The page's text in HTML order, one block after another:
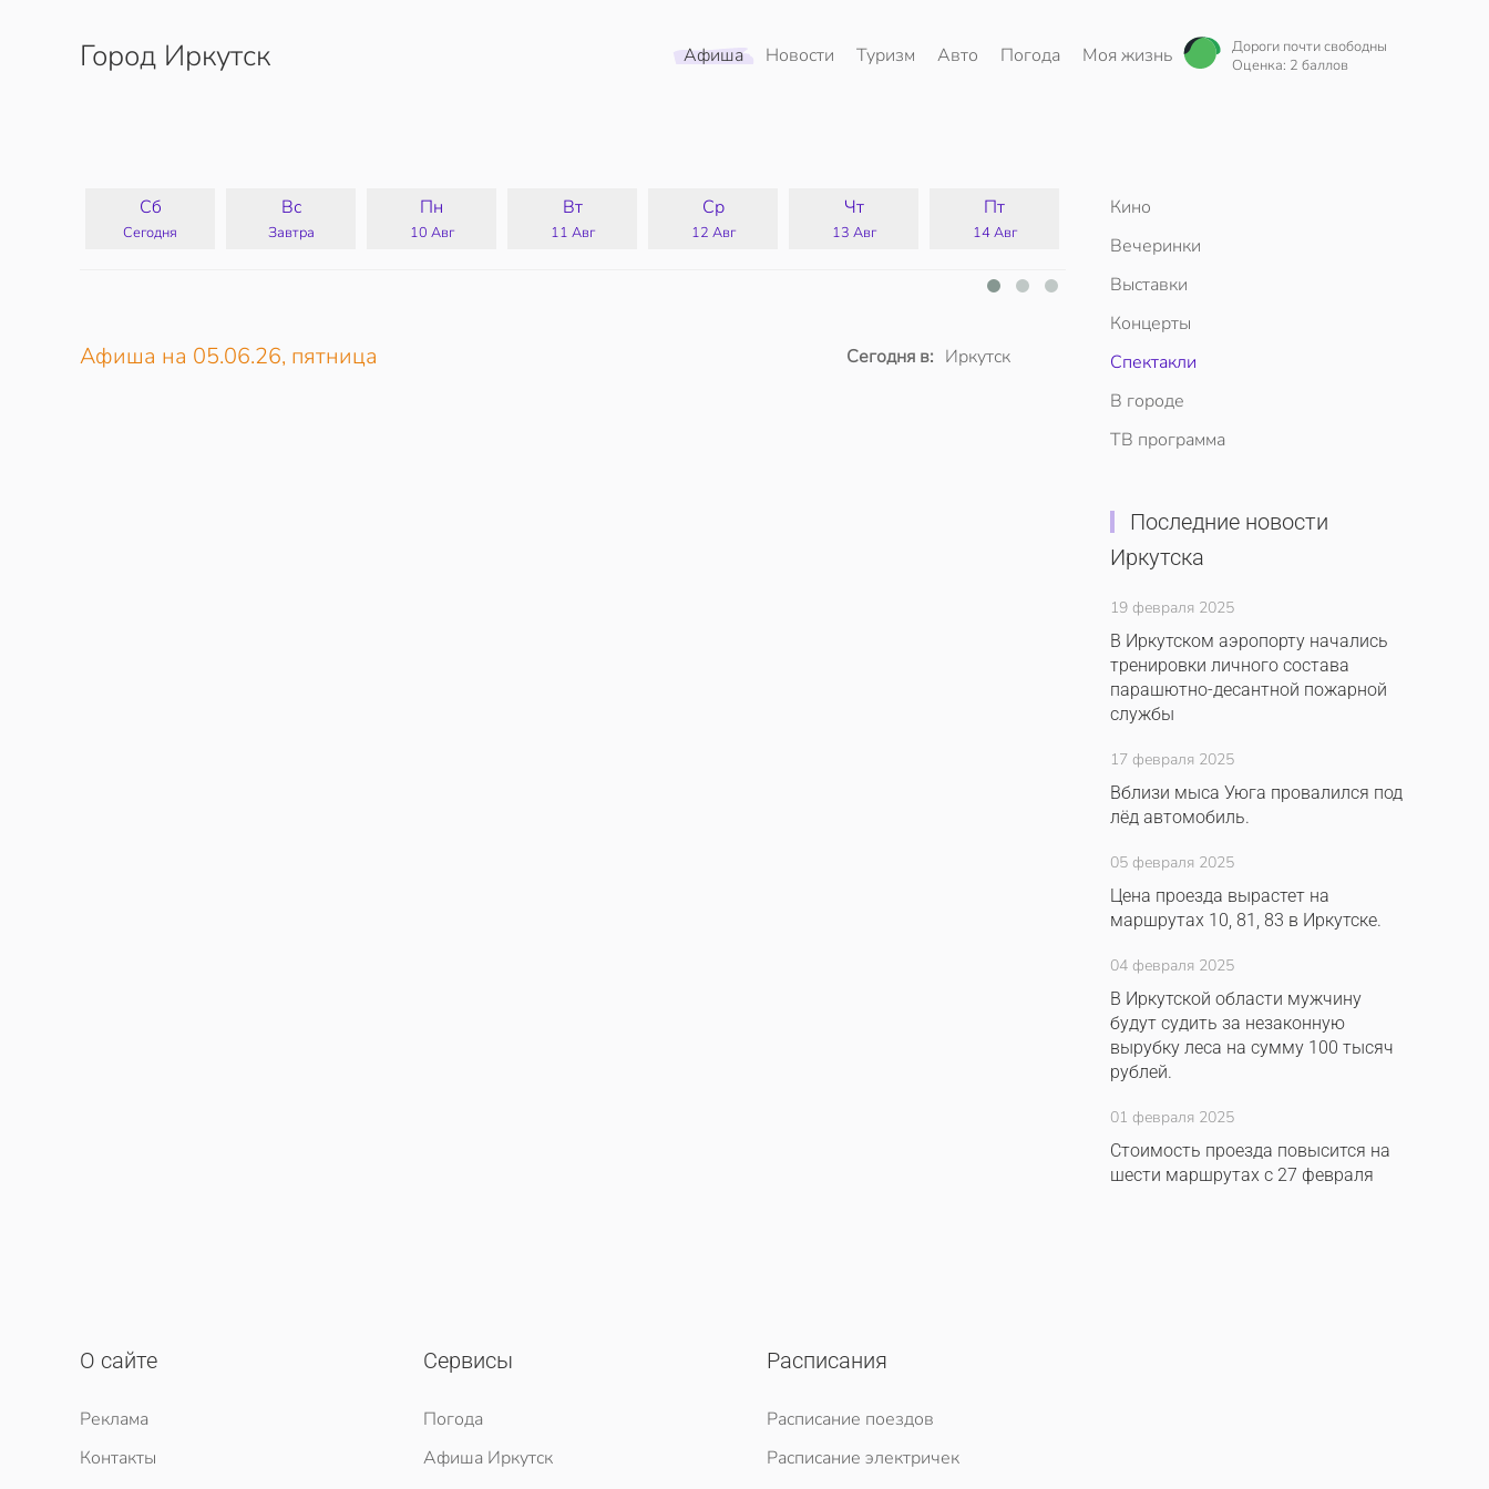
Перейти к содержимому
Город Иркутск Афиша Новости Туризм Авто Погода Моя жизнь
Дороги почти свободны
Оценка: 2 баллов
Сб
Сегодня
Вс
Завтра
Пн
10 Авг
Вт
11 Авг
Ср
12 Авг
Чт
13 Авг
Пт
14 Авг
Сб
Сегодня в: Иркутск
Афиша на 05.06.26, пятница
Кино
Вечеринки
Выставки
Концерты
Спектакли
В городе
ТВ программа
Последние новости
Иркутска
19 февраля 2025
В Иркутском аэропорту начались
тренировки личного состава
парашютно-десантной пожарной
службы
17 февраля 2025
Вблизи мыса Уюга провалился под
лёд автомобиль.
05 февраля 2025
Цена проезда вырастет на
маршрутах 10, 81, 83 в Иркутске.
04 февраля 2025
В Иркутской области мужчину
будут судить за незаконную
вырубку леса на сумму 100 тысяч
рублей.
01 февраля 2025
Стоимость проезда повысится на
шести маршрутах с 27 февраля
О сайте
Реклама
Контакты
Сервисы
Погода
Афиша Иркутск
Расписания
Расписание поездов
Расписание электричек